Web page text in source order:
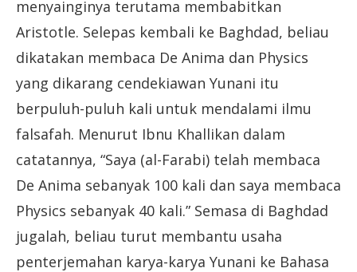
menyainginya terutama membabitkan
Aristotle. Selepas kembali ke Baghdad, beliau
dikatakan membaca De Anima dan Physics
yang dikarang cendekiawan Yunani itu
berpuluh-puluh kali untuk mendalami ilmu
falsafah. Menurut Ibnu Khallikan dalam
catatannya, “Saya (al-Farabi) telah membaca
De Anima sebanyak 100 kali dan saya membaca
Physics sebanyak 40 kali.” Semasa di Baghdad
jugalah, beliau turut membantu usaha
penterjemahan karya-karya Yunani ke Bahasa